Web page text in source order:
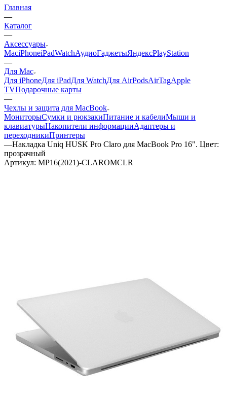
Главная
—
Каталог
—
Аксессуары
MaciPhoneiPadWatchАудиоГаджетыЯндексPlayStation
—
Для Mac
Для iPhoneДля iPadДля WatchДля AirPodsAirTagApple
TVПодарочные карты
—
Чехлы и защита для MacBook
МониторыСумки и рюкзакиПитание и кабелиМыши и
клавиатурыНакопители информацииАдаптеры и
переходникиПринтеры
—Накладка Uniq HUSK Pro Claro для MacBook Pro 16". Цвет:
прозрачный
Артикул: MP16(2021)-CLAROMCLR